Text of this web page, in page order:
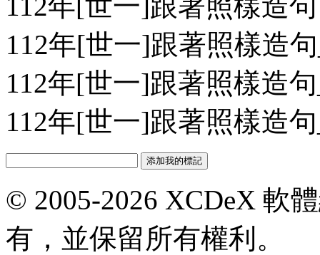
112年[世一]跟著照樣造句
112年[世一]跟著照樣造
112年[世一]跟著照樣造
112年[世一]跟著照樣造
© 2005-2026 XCDeX 軟
有，並保留所有權利。